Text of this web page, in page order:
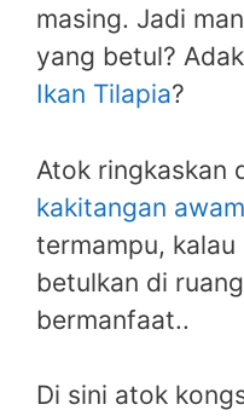
masing. Jadi
yang betul?
Ikan Tilapia?
Atok ringkaskan
kakitangan awam
termampu,
betulkan di
bermanfaat..
Di sini atok